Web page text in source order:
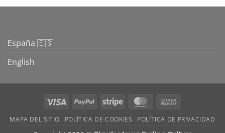
España 🇪🇸
English
Visa PayPal Stripe MasterCard
Delivery
MAPA DEL SITIO POLÍTICA DE COOKIES POLÍTICA DE PRIVACIDAD